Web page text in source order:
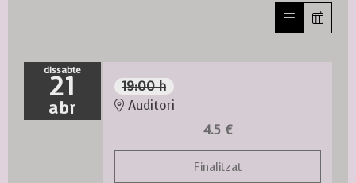
dissabte
21
abr
19:00 h
Auditori
4.5 €
Finalitzat